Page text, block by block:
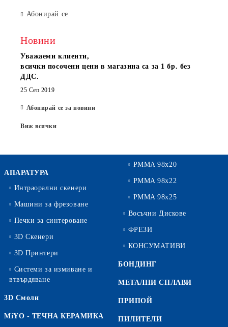
Абонирай се
Новини
Уважаеми клиенти,
всички посочени цени в магазина са за 1 бр. без
ДДС.
25 Сеп 2019
Абонирай се за новини
Виж всички
АПАРАТУРА
Интраорални скенери
Машини за фрезоване
Печки за синтероване
3D Скенери
3D Принтери
Системи за измиване и
втвърдяване
3D Смоли
MiYO - ТЕЧНА КЕРАМИКА
PMMA 98x20
PMMA 98x22
PMMA 98x25
Восъчни Дискове
ФРЕЗИ
КОНСУМАТИВИ
БОНДИНГ
МЕТАЛНИ СПЛАВИ
ПРИПОЙ
ПИЛИТЕЛИ